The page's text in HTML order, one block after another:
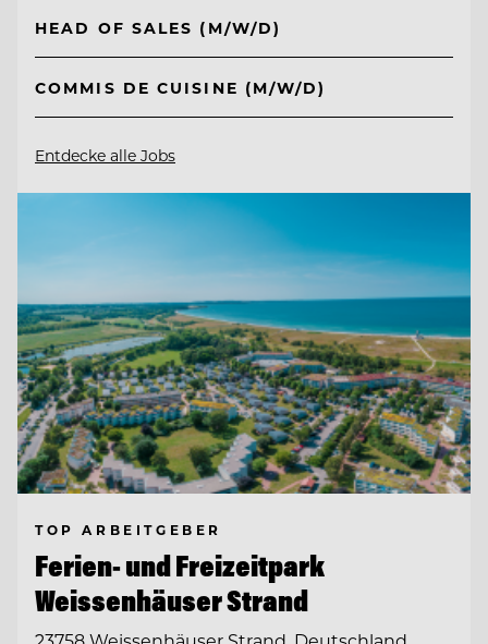
HEAD OF SALES (M/W/D)
COMMIS DE CUISINE (M/W/D)
Entdecke alle Jobs
TOP ARBEITGEBER
Ferien- und Freizeitpark
Weissenhäuser Strand